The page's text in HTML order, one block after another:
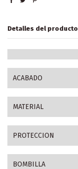
Detalles del producto
ACABADO
MATERIAL
PROTECCION
BOMBILLA